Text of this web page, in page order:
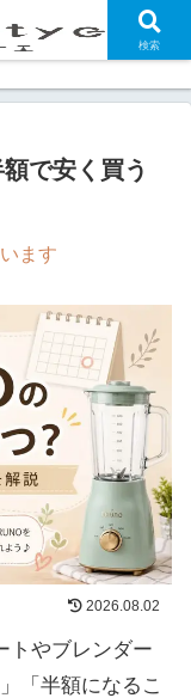
ーノのセールはいつ？
で安く買う
ます
2026.08.02
トやブレンダー
「半額になるこ
検索